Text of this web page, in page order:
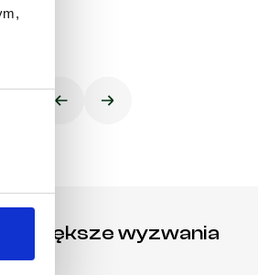
| Większe wyzwania